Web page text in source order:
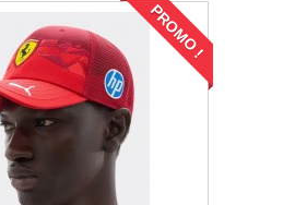
PROMO !